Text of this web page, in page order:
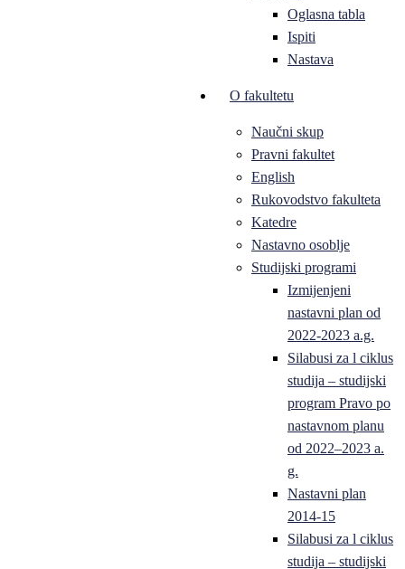
Oglasna tabla
Ispiti
Nastava
O fakultetu
Naučni skup
Pravni fakultet
English
Rukovodstvo fakulteta
Katedre
Nastavno osoblje
Studijski programi
Izmijenjeni
nastavni plan od
2022-2023 a.g.
Silabusi za l ciklus
studija – studijski
program Pravo po
nastavnom planu
od 2022–2023 a.
g.
Nastavni plan
2014-15
Silabusi za l ciklus
studija – studijski